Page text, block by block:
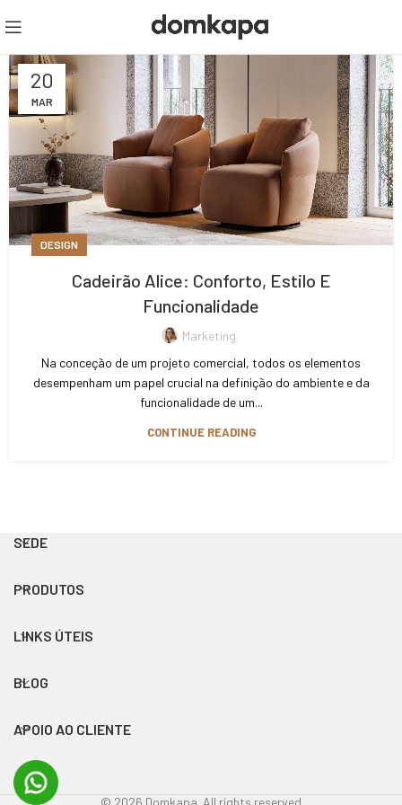
20
MAR
DESIGN
Cadeirão Alice: Conforto, Estilo E
Funcionalidade
Marketing
Na conceção de um projeto comercial, todos os elementos
desempenham um papel crucial na definição do ambiente e da
funcionalidade de um...
CONTINUE READING
SEDE
PRODUTOS
LINKS ÚTEIS
BLOG
APOIO AO CLIENTE
© 2026 Domkapa. All rights reserved